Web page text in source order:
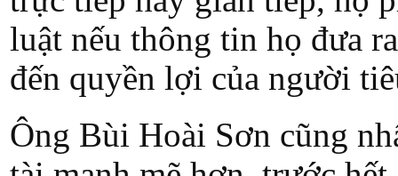
luật nếu thông tin họ đưa
đến quyền lợi của người
Ông Bùi Hoài Sơn cũng